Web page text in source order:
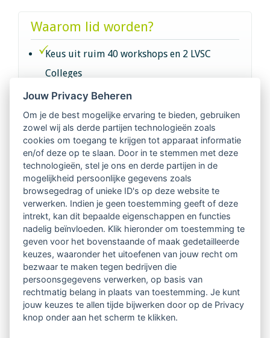
Waarom lid worden?
Keus uit ruim 40 workshops en 2 LVSC
Colleges
Intervisie met geregistreerde vakgenoten
Netwerk van 2100 professionals in 14
regio's
Vindbaar voor opdrachtgevers
Tijdschrift voor
Begeleidingskunde & kennisbank
Beroepsregistratie (LVSC keurmerk)
Lid worden van LVSC
Jouw Privacy Beheren
Om je de best mogelijke ervaring te bieden, gebruiken
zowel wij als derde partijen technologieën zoals
cookies om toegang te krijgen tot apparaat informatie
en/of deze op te slaan. Door in te stemmen met deze
technologieën, stel je ons en derde partijen in de
mogelijkheid persoonlijke gegevens zoals
browsegedrag of unieke ID's op deze website te
verwerken. Indien je geen toestemming geeft of deze
intrekt, kan dit bepaalde eigenschappen en functies
nadelig beïnvloeden. Klik hieronder om toestemming te
geven voor het bovenstaande of maak gedetailleerde
keuzes, waaronder het uitoefenen van jouw recht om
bezwaar te maken tegen bedrijven die
persoonsgegevens verwerken, op basis van
rechtmatig belang in plaats van toestemming. Je kunt
jouw keuzes te allen tijde bijwerken door op de Privacy
knop onder aan het scherm te klikken.